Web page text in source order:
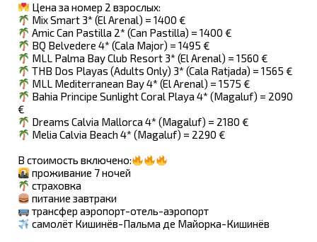
Цена за номер 2 взрослых:
Mix Smart 3* (El Arenal) = 1400 €
Amic Can Pastilla 2* (Can Pastilla) = 1400 €
BQ Belvedere 4* (Cala Major) = 1495 €
MLL Palma Bay Club Resort 3* (El Arenal) = 1560 €
THB Dos Playas (Adults Only) 3* (Cala Ratjada) = 1565 €
MLL Mediterranean Bay 4* (El Arenal) = 1575 €
Bahia Principe Sunlight Coral Playa 4* (Magaluf) = 2090
€
Dreams Calvia Mallorca 4* (Magaluf) = 2180 €
Melia Calvia Beach 4* (Magaluf) = 2290 €
В стоимость включено:
проживание 7 ночей
страховка
питание завтраки
трансфер аэропорт-отель-аэропорт
самолёт Кишинёв-Пальма де Майорка-Кишинёв